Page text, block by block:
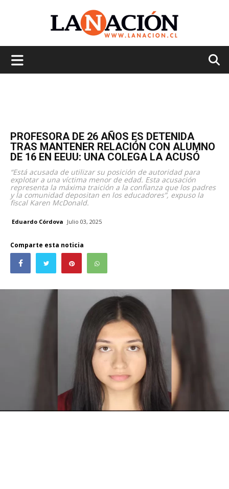
PROFESORA DE 26 AÑOS ES DETENIDA
TRAS MANTENER RELACIÓN CON ALUMNO
DE 16 EN EEUU: UNA COLEGA LA ACUSÓ
“Está acusada de utilizar su posición de autoridad para
explotar a una víctima menor de edad. Esta acusación
representa la máxima traición a la confianza que los padres
y la comunidad depositan en los educadores”, expuso la
fiscal Karen McDonald.
Eduardo Córdova Julio 03, 2025
Comparte esta noticia